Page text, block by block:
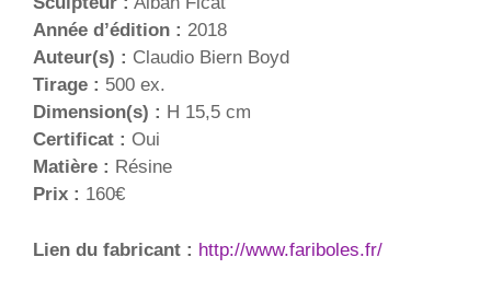
Année d’édition : 2018
Auteur(s) : Claudio Biern Boyd
Tirage : 500 ex.
Dimension(s) : H 15,5 cm
Certificat : Oui
Matière : Résine
Prix : 160€
Lien du fabricant : http://www.fariboles.fr/